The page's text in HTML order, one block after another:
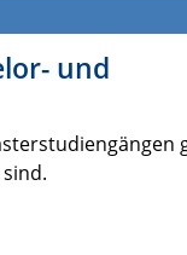
und